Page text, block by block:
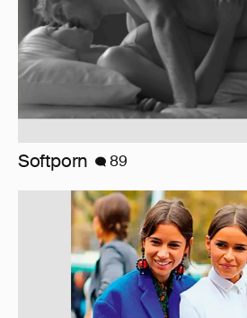
10 лет спустя. Как
героинь Сплетника?
228